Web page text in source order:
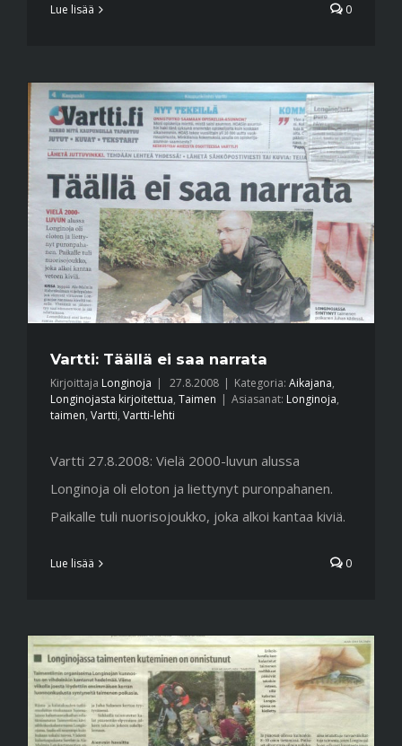
Lue lisää 0
Vartti: Täällä ei saa narrata
Kirjoittaja Longinoja | 27.8.2008 | Kategoria: Aikajana,
Longinojasta kirjoitettua, Taimen | Asiasanat: Longinoja,
taimen, Vartti, Vartti-lehti
Vartti 27.8.2008: Vielä 2000-luvun alussa
Longinoja oli eloton ja liettynyt puronpahanen.
Paikalle tuli nuorisojoukko, joka alkoi kantaa kiviä.
Lue lisää 0